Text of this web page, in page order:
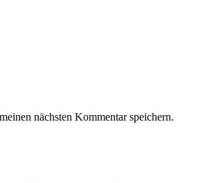
nächsten Kommentar speichern.